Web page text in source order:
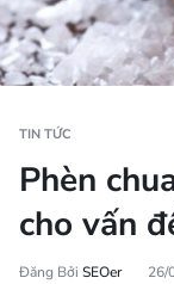
TIN TỨC
Phèn
cho vấn
Đăng Bởi SEOer 26/